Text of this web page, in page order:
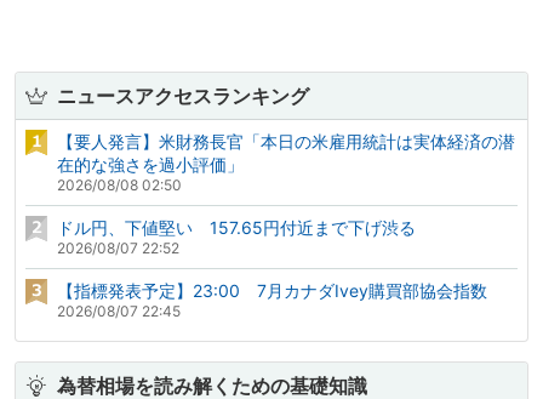
ニュースアクセスランキング
【要人発言】米財務長官「本日の米雇用統計は実体経済の潜
在的な強さを過小評価」
2026/08/08 02:50
ドル円、下値堅い 157.65円付近まで下げ渋る
2026/08/07 22:52
【指標発表予定】23:00 7月カナダIvey購買部協会指数
2026/08/07 22:45
為替相場を読み解くための基礎知識